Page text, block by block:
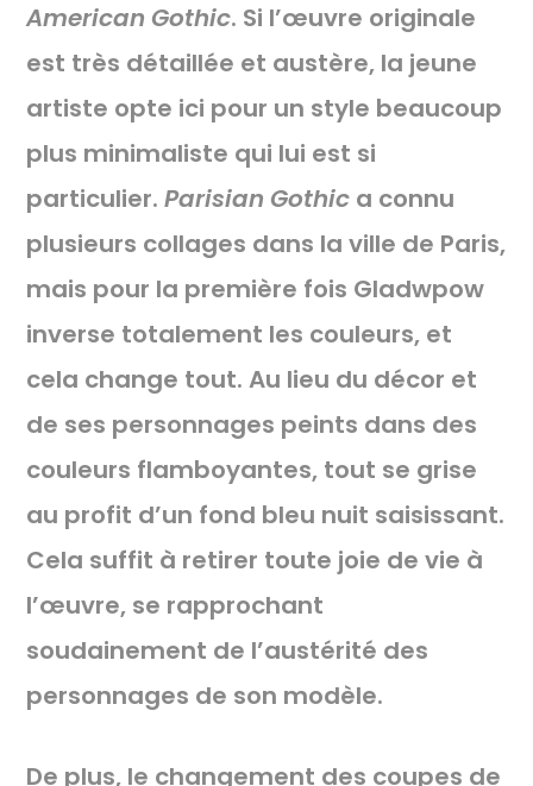
American Gothic. Si l’œuvre originale
est très détaillée et austère, la jeune
artiste opte ici pour un style beaucoup
plus minimaliste qui lui est si
particulier.Parisian Gothic a connu
plusieurs collages dans la ville de Paris,
mais pour la première fois Gladwpow
inverse totalement les couleurs, et
cela change tout. Au lieu du décor et
de ses personnages peints dans des
couleurs flamboyantes, tout se grise
au profit d’un fond bleu nuit saisissant.
Cela suffit à retirer toute joie de vie à
l’œuvre, se rapprochant
soudainement de l’austérité des
personnages de son modèle.
De plus, le changement des coupes de